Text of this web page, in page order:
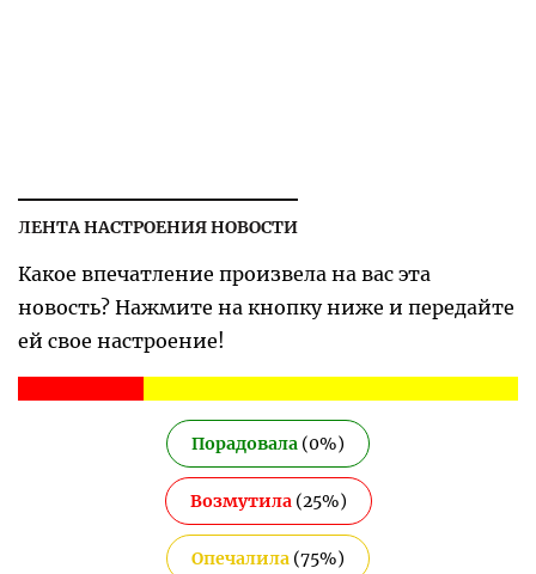
ЛЕНТА НАСТРОЕНИЯ НОВОСТИ
Какое впечатление произвела на вас эта
новость? Нажмите на кнопку ниже и передайте
ей свое настроение!
Порадовала (0%)
Возмутила(25%)
Опечалила (75%)